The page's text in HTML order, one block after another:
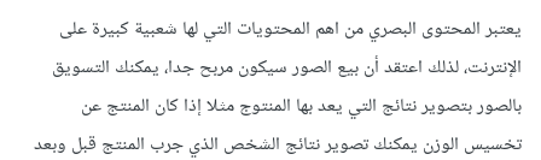
يعتبر المحتوى البصري من اهم المحتويات التي لها شعبية كبيرة على
الإنترنت، لذلك اعتقد أن بيع الصور سيكون مربح جدا، يمكنك التسويق
بالصور بتصوير نتائج التي يعد بها المنتوج مثلا إذا كان المنتج عن
تخسيس الوزن يمكنك تصوير نتائج الشخص الذي جرب المنتج قبل وبعد